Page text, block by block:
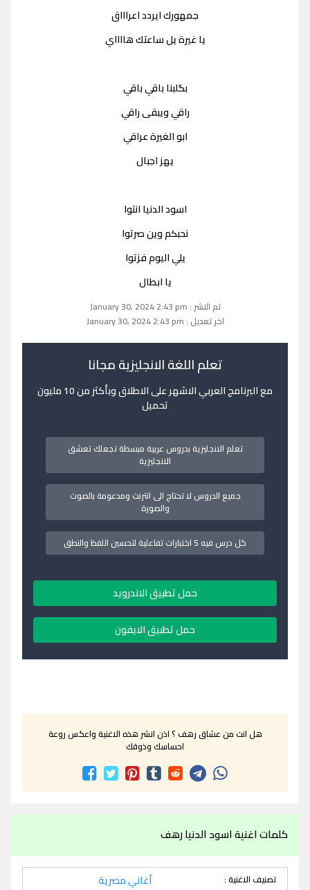
جمهورك ايردد اعراااق
يا غيرة يل ساعتك هااااي
بگلبنا باقي باقي
راقي ويبقى راقي
ابو الغيرة عراقي
يهز اجبال
اسود الدنيا انتوا
نحبكم وين صرتوا
يلي اليوم فزتوا
يا ابطال
تم النشر : January 30, 2024 2:43 pm
اخر تعديل : January 30, 2024 2:43 pm
تعلم اللغة الانجليزية مجانا
مع البرنامج العربي الاشهر على الاطلاق وبأكثر من 10 مليون
تحميل
تعلم الانجليزية بدروس عربية مبسطة تجعلك تعشق
الانجليزية
جميع الدروس لا تحتاج الى انترنت ومدعومة بالصوت
والصورة
كل درس فيه 5 اختبارات تفاعلية لتحسين اللفظ والنطق
حمل تطبيق الاندرويد
حمل تطبيق الايفون
هل انت من عشاق رهف ؟ اذن انشر هذه الاغنية واعكس روعة
احساسك وذوقك
كلمات اغنية اسود الدنيا رهف
تصنيف الاغنية : أغاني مصرية